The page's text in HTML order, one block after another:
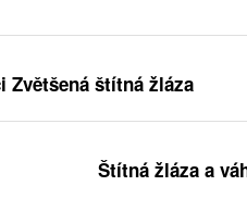
Zvětšená štítná žláza
Štítná žláza a